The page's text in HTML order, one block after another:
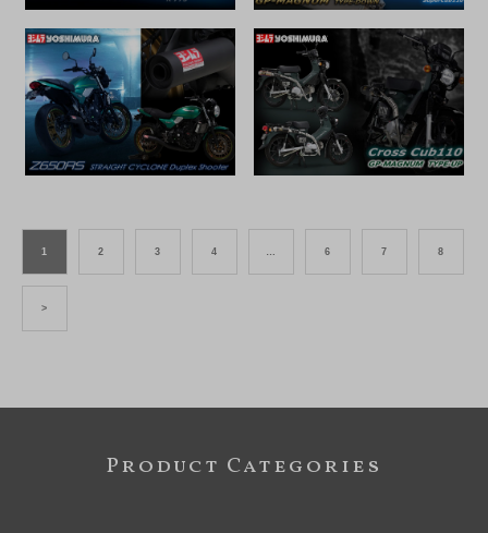
1 2 3 4 … 6 7 8
>
Product Categories